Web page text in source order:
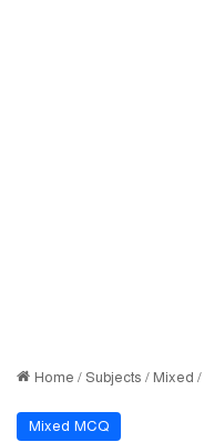
Home / Subjects /Mixed /
Mixed MCQ